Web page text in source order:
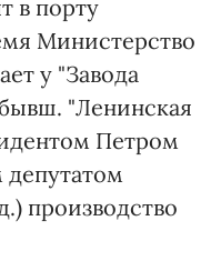
в порту
Министерство
у "Завода
"Ленинская
Петром
производство